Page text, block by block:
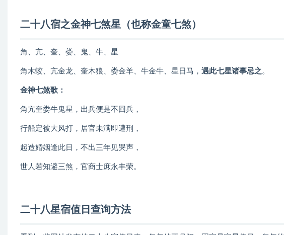
二十八宿之金神七煞星（也称金童七煞）
角、亢、奎、娄、鬼、牛、星
角木蛟、亢金龙、奎木狼、娄金羊、牛金牛、星日马， 遇此七星诸事忌之。
金神七煞歌：
角亢奎娄牛鬼星，出兵便是不回兵，
行船定被大风打，居官未满即遭刑，
起造婚姻逢此日，不出三年见哭声，
世人若知避三煞，官商士庶永丰荣。
二十八星宿值日查询方法